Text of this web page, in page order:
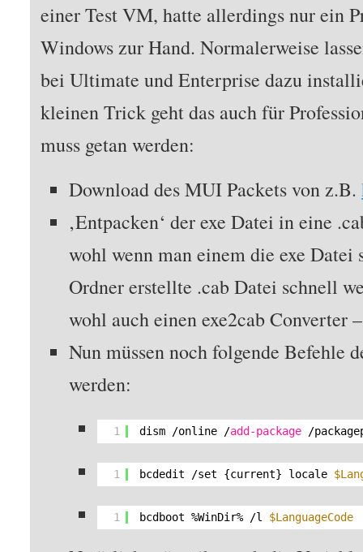
einer Test VM, hatte allerdings nur ein
Windows zur Hand. Normalerweise
bei Ultimate und Enterprise dazu
kleinen Trick geht das auch für
muss getan werden:
Download des MUI Packets von z.B.
‚Entpacken‘ der exe Datei in eine
wohl wenn man einem die exe
Ordner erstellte .cab Datei schnell
wohl auch einen exe2cab Converter
Nun müssen noch folgende Befehle
werden:
1 dism /online /add-package /
1 bcdedit /set {current} locale
1 bcdboot %WinDir% /l $LanguageCode